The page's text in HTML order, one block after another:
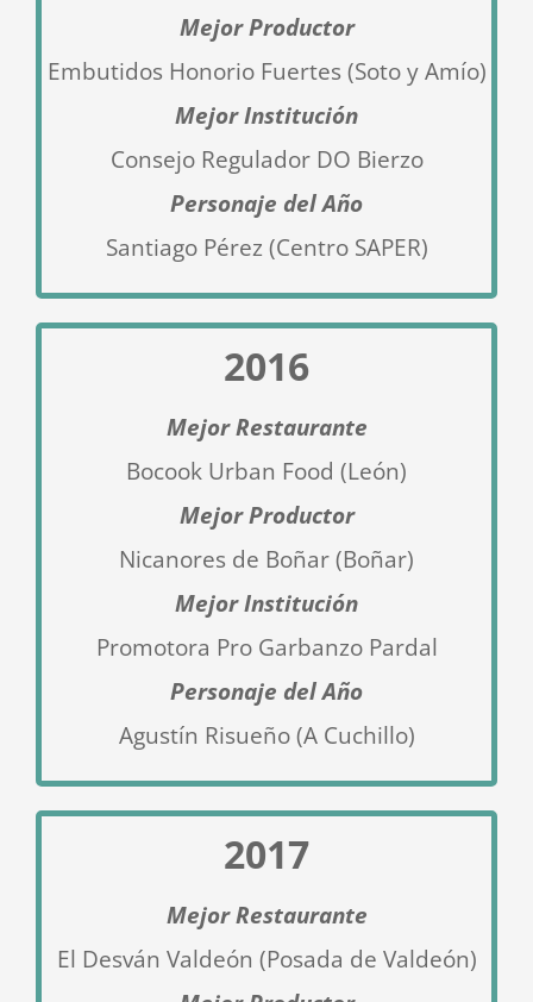
Mejor Productor
Embutidos Honorio Fuertes (Soto y Amío)
Mejor Institución
Consejo Regulador DO Bierzo
Personaje del Año
Santiago Pérez (Centro SAPER)
2016
Mejor Restaurante
Bocook Urban Food (León)
Mejor Productor
Nicanores de Boñar (Boñar)
Mejor Institución
Promotora Pro Garbanzo Pardal
Personaje del Año
Agustín Risueño (A Cuchillo)
2017
Mejor Restaurante
El Desván Valdeón (Posada de Valdeón)